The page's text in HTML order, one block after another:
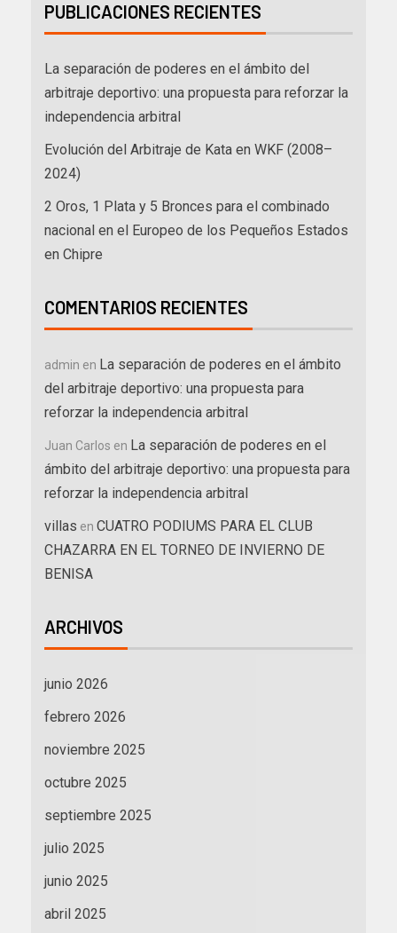
PUBLICACIONES RECIENTES
La separación de poderes en el ámbito del
arbitraje deportivo: una propuesta para reforzar la
independencia arbitral
Evolución del Arbitraje de Kata en WKF (2008–
2024)
2 Oros, 1 Plata y 5 Bronces para el combinado
nacional en el Europeo de los Pequeños Estados
en Chipre
COMENTARIOS RECIENTES
admin en La separación de poderes en el ámbito
del arbitraje deportivo: una propuesta para
reforzar la independencia arbitral
Juan Carlos en La separación de poderes en el
ámbito del arbitraje deportivo: una propuesta para
reforzar la independencia arbitral
villas en CUATRO PODIUMS PARA EL CLUB
CHAZARRA EN EL TORNEO DE INVIERNO DE
BENISA
ARCHIVOS
junio 2026
febrero 2026
noviembre 2025
octubre 2025
septiembre 2025
julio 2025
junio 2025
abril 2025